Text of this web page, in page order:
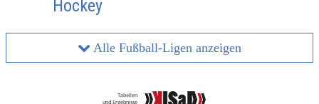
Hockey
Alle Fußball-Ligen anzeigen